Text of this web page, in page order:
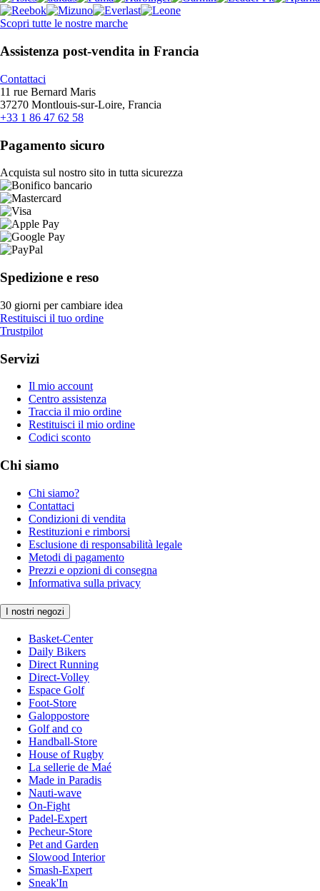
Scopri tutte le nostre marche
Assistenza post-vendita in Francia
Contattaci
11 rue Bernard Maris
37270 Montlouis-sur-Loire, Francia
+33 1 86 47 62 58
Pagamento sicuro
Acquista sul nostro sito in tutta sicurezza
Spedizione e reso
30 giorni per cambiare idea
Restituisci il tuo ordine
Trustpilot
Servizi
Il mio account
Centro assistenza
Traccia il mio ordine
Restituisci il mio ordine
Codici sconto
Chi siamo
Chi siamo?
Contattaci
Condizioni di vendita
Restituzioni e rimborsi
Esclusione di responsabilità legale
Metodi di pagamento
Prezzi e opzioni di consegna
Informativa sulla privacy
I nostri negozi
Basket-Center
Daily Bikers
Direct Running
Direct-Volley
Espace Golf
Foot-Store
Galoppostore
Golf and co
Handball-Store
House of Rugby
La sellerie de Maé
Made in Paradis
Nauti-wave
On-Fight
Padel-Expert
Pecheur-Store
Pet and Garden
Slowood Interior
Smash-Expert
Sneak'In